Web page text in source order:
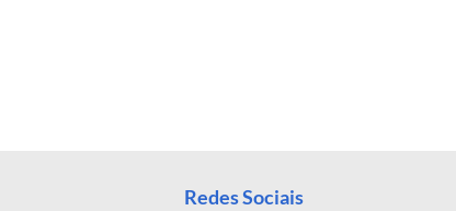
Redes Sociais